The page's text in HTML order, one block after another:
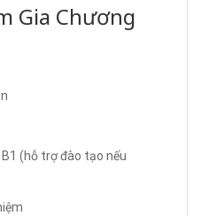
Gia Chương
(hỗ trợ đào tạo nếu